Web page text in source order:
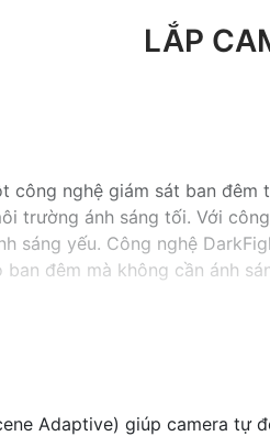
LẮP
công nghệ giám sát ban
trường ánh sáng tối. Với
sáng yếu. Công nghệ
đêm mà không cần ánh
Adaptive) giúp camera